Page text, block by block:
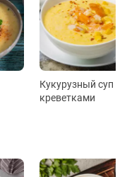
Кукурузный суп с
креветками